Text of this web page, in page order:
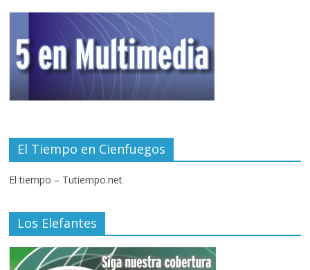
El Tiempo en Cienfuegos
El tiempo – Tutiempo.net
Los Elefantes